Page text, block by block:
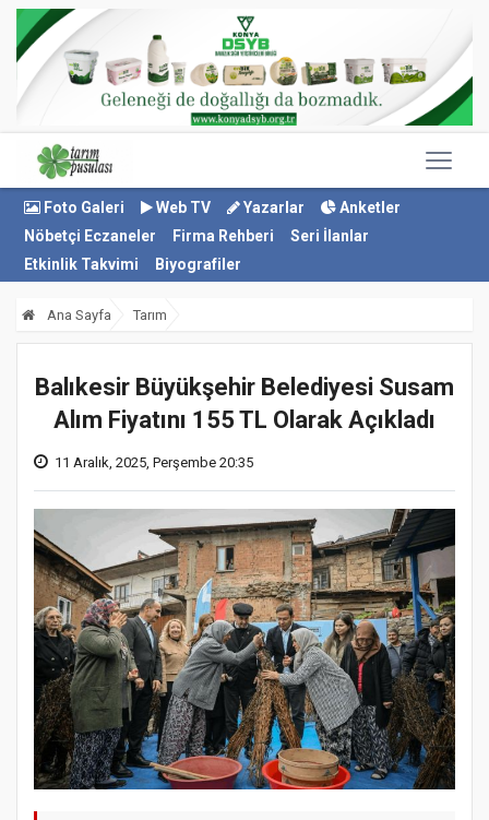
Foto Galeri Web TV Yazarlar
Anketler
Nöbetçi Eczaneler
Firma Rehberi
Seri İlanlar
Etkinlik Takvimi
Biyografiler
Ana Sayfa Tarım
Balıkesir Büyükşehir Belediyesi Susam
Alım Fiyatını 155 TL Olarak Açıkladı
11 Aralık, 2025, Perşembe 20:35